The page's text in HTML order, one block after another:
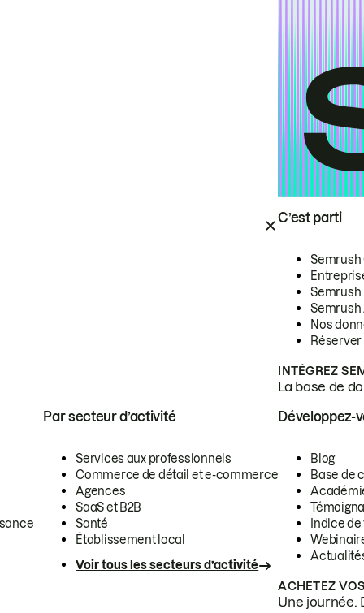
C’est parti
Semrush
Semrush
Semrush
Nos
INTÉGREZ
La base de
Par secteur d’activité
Services aux professionnels
Commerce de détail et e-commerce
Agences
SaaS et B2B
Santé
Établissement local
Voir tous les secteurs d’activité
Développez-
Blog
Base de
Indice
ACHETEZ
Une journée.